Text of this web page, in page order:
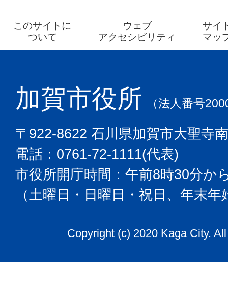
このサイトに
ついて
ウェブ
アクセシビリティ
サイ
マッ
加賀市役所 （法人番号
〒922-8622 石川県加賀市大聖寺
電話：0761-72-1111(代表)
市役所開庁時間：午前8時30分か
（土曜日・日曜日・祝日、年末
Copyright (c) 2020 Kaga City.